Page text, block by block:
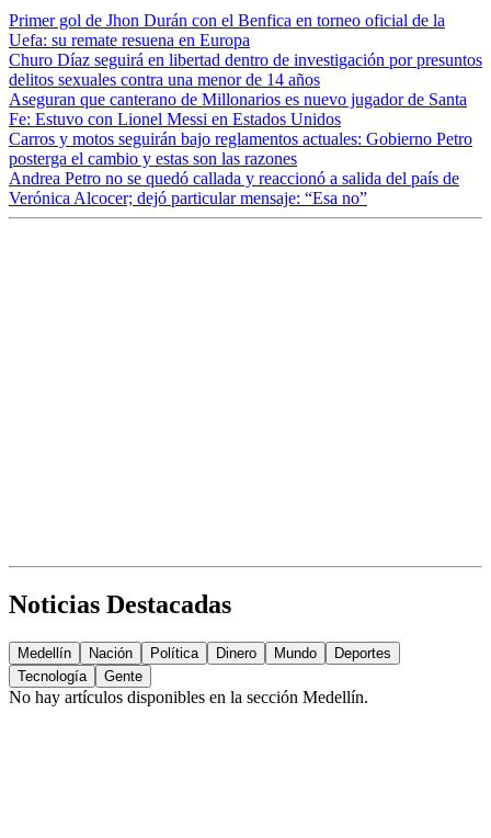
Primer gol de Jhon Durán con el Benfica en torneo oficial de la
Uefa: su remate resuena en Europa
Churo Díaz seguirá en libertad dentro de investigación por presuntos
delitos sexuales contra una menor de 14 años
Aseguran que canterano de Millonarios es nuevo jugador de Santa
Fe: Estuvo con Lionel Messi en Estados Unidos
Carros y motos seguirán bajo reglamentos actuales: Gobierno Petro
posterga el cambio y estas son las razones
Andrea Petro no se quedó callada y reaccionó a salida del país de
Verónica Alcocer; dejó particular mensaje: “Esa no”
Noticias Destacadas
Medellín Nación Política Dinero Mundo
Deportes
Tecnología
Gente
No hay artículos disponibles en la sección Medellín.